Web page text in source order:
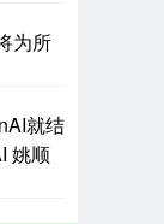
为所
就结
姚顺